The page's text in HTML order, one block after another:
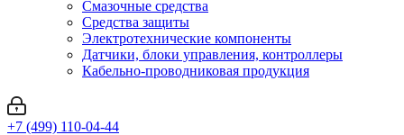
Смазочные средства
Средства защиты
Электротехнические компоненты
Датчики, блоки управления, контроллеры
Кабельно-проводниковая продукция
+7 (499) 110-04-44